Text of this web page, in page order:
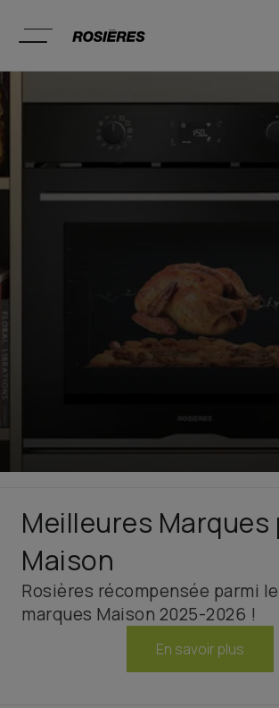
Meilleures Marques
Maison
Rosières récompensée parmi
marques Maison 2025-2026 !
En savoir plus